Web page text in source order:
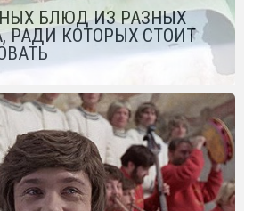
БЛЮД ИЗ РАЗНЫХ
РАДИ КОТОРЫХ СТОИТ